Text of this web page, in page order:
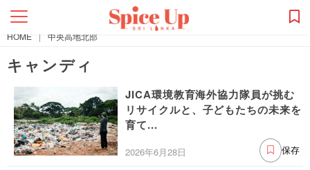
HOME | 中央高地北部
キャンディ
JICA環境教育海外協力隊員が挑む
リサイクルと、子どもたちの未来を
育て...
2026年6月28日 保存